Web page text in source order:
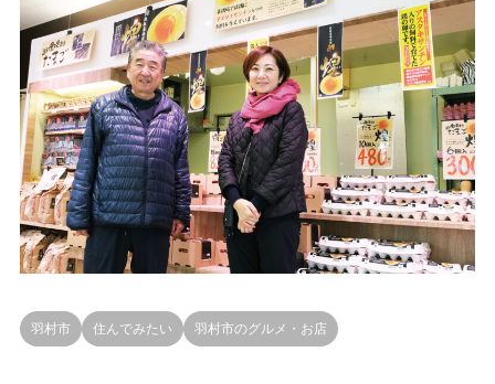
羽村市 住んでみたい 羽村市のグルメ・お店